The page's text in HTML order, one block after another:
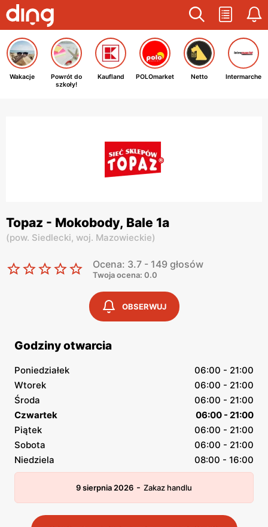
Wakacje
Powrót do
szkoły!
Kaufland POLOmarket Netto Intermarche
Topaz - Mokobody, Bale 1a
(pow. Siedlecki, woj. Mazowieckie)
Ocena: 3.7 - 149 głosów
Twoja ocena: 0.0
OBSERWUJ
Godziny otwarcia
Poniedziałek
06:00 - 21:00
Wtorek
06:00 - 21:00
Środa
06:00 - 21:00
Czwartek
06:00 - 21:00
Piątek
06:00 - 21:00
Sobota
06:00 - 21:00
Niedziela
08:00 - 16:00
9 sierpnia 2026 - Zakaz handlu